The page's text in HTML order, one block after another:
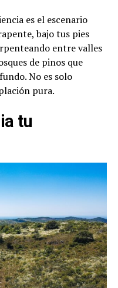
es el escenario
bajo tus pies
entre valles
de pinos que
No es solo
pura.
tu